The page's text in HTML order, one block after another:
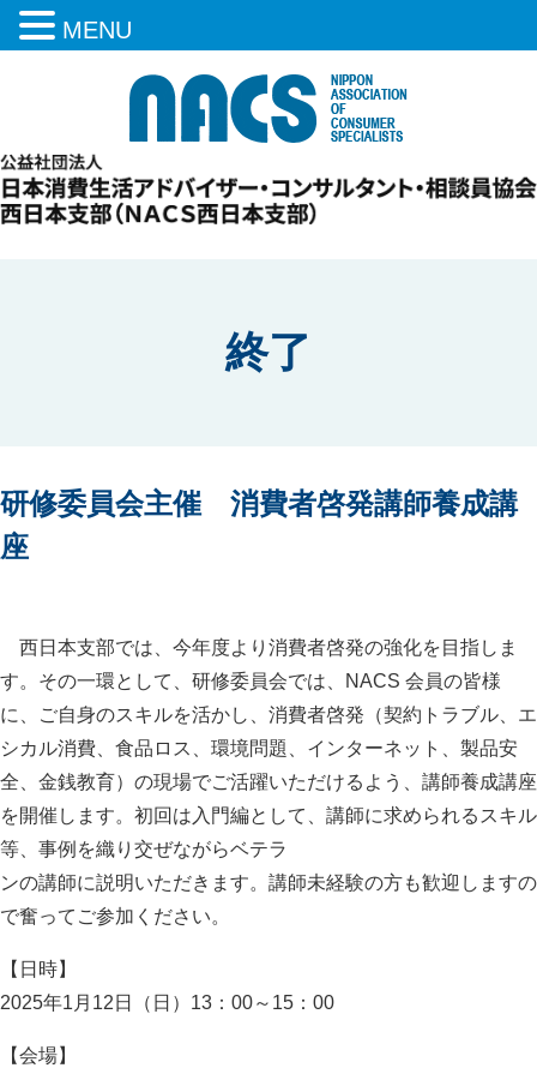
終了
研修委員会主催 消費者啓発講師養成講
座
西日本支部では、今年度より消費者啓発の強化を目指しま
す。その一環として、研修委員会では、NACS 会員の皆様
に、ご自身のスキルを活かし、消費者啓発（契約トラブル、エ
シカル消費、食品ロス、環境問題、インターネット、製品安
全、金銭教育）の現場でご活躍いただけるよう、講師養成講座
を開催します。初回は入門編として、講師に求められるスキル
等、事例を織り交ぜながらベテラ
ンの講師に説明いただきます。講師未経験の方も歓迎しますの
で奮ってご参加ください。
【日時】
2025年1月12日（日）13：00～15：00
【会場】
MENU